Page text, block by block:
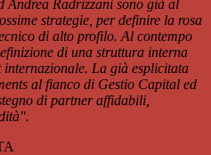
Andrea Radrizzani sono già al
strategie, per definire la rosa
di alto profilo. Al contempo
di una struttura interna
La già esplicitata
al fianco di Gestio Capital ed
di partner affidabili,